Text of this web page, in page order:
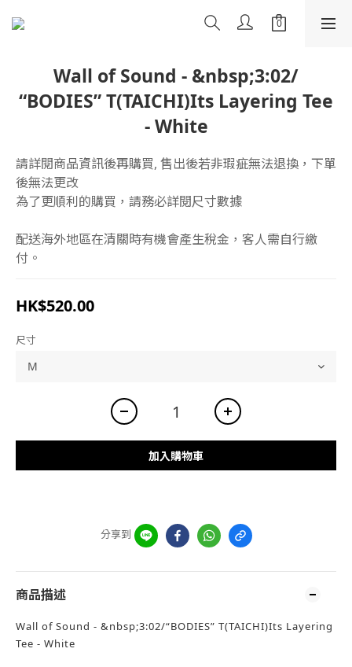
Wall of Sound - &nbsp;3:02/
“BODIES” T(TAICHI)Its Layering Tee
- White
請詳閱商品資訊後再購買, 售出後若非瑕疵無法退換，下單
後無法更改
為了更順利的購買，請務必詳閱尺寸數據
配送海外地區在清關時有機會產生稅金，客人需自行繳
付。
HK$520.00
尺寸
加入購物車
分享到
商品描述
Wall of Sound - &nbsp;3:02/“BODIES” T(TAICHI)Its Layering
Tee - White